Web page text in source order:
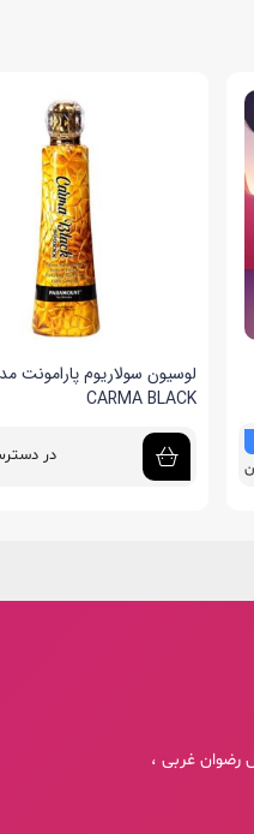
لوسیون سولاریوم پارامونت
CARMA BLACK
در
غربی ،